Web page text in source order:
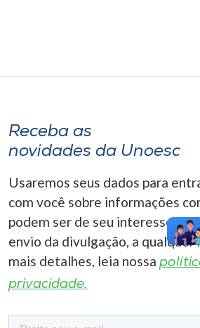
A+
A-
Receba as
novidades da Unoesc
Usaremos seus dados para
com você sobre informações
podem ser de seu interesse.
envio da divulgação, a qualquer
mais detalhes, leia nossa
privacidade.